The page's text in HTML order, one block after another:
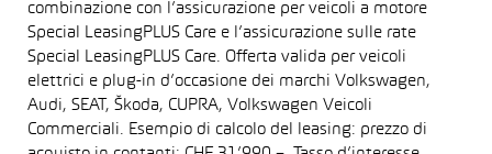
combinazione con l’assicurazione per veicoli a motore
Special LeasingPLUS Care e l’assicurazione sulle rate
Special LeasingPLUS Care. Offerta valida per veicoli
elettrici e plug-in d’occasione dei marchi Volkswagen,
Audi, SEAT, Škoda, CUPRA, Volkswagen Veicoli
Commerciali. Esempio di calcolo del leasing: prezzo di